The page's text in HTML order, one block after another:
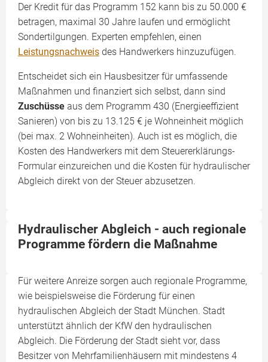
Der Kredit für das Programm 152 kann bis zu 50.000 €
betragen, maximal 30 Jahre laufen und ermöglicht
Sondertilgungen. Experten empfehlen, einen
Leistungsnachweis des Handwerkers hinzuzufügen.
Entscheidet sich ein Hausbesitzer für umfassende
Maßnahmen und finanziert sich selbst, dann sind
Zuschüsse aus dem Programm 430 (Energieeffizient
Sanieren) von bis zu 13.125 € je Wohneinheit möglich
(bei max. 2 Wohneinheiten). Auch ist es möglich, die
Kosten des Handwerkers mit dem Steuererklärungs-
Formular einzureichen und die Kosten für hydraulischer
Abgleich direkt von der Steuer abzusetzen.
Hydraulischer Abgleich - auch regionale
Programme fördern die Maßnahme
Für weitere Anreize sorgen auch regionale Programme,
wie beispielsweise die Förderung für einen
hydraulischen Abgleich der Stadt München. Stadt
unterstützt ähnlich der KfW den hydraulischen
Abgleich. Die Förderung der Stadt sieht vor, dass
Besitzer von Mehrfamilienhäusern mit mindestens 4